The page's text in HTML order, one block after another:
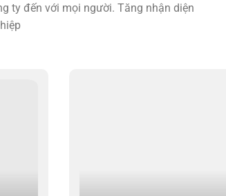
ty đến với mọi người. Tăng nhận diện